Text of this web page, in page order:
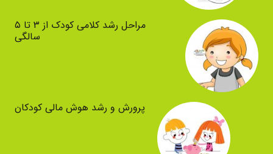
مراحل رشد کلامی کودک از ۳ تا ۵
سالگی
پرورش و رشد هوش مالی کودکان